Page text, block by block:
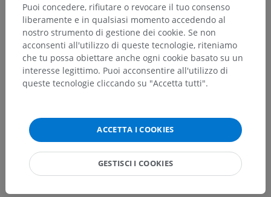
Hai notato un errore?
Non esitare a suggerire una correzione, traduzione o
un miglioramento dei contenuti.
Segnala un problema
Puoi concedere, rifiutare o revocare il tuo consenso
liberamente e in qualsiasi momento accedendo al
nostro strumento di gestione dei cookie. Se non
acconsenti all'utilizzo di queste tecnologie, riteniamo
che tu possa obiettare anche ogni cookie basato su un
interesse legittimo. Puoi acconsentire all'utilizzo di
queste tecnologie cliccando su "Accetta tutti".
ACCETTA I COOKIES
GESTISCI I COOKIES